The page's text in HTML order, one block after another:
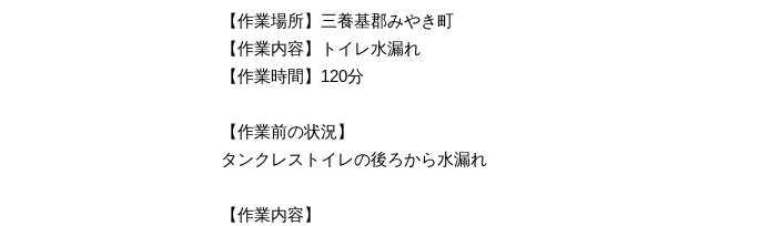
【作業場所】三養基郡みやき町
【作業内容】トイレ水漏れ
【作業時間】120分
【作業前の状況】
タンクレストイレの後ろから水漏れ
【作業内容】